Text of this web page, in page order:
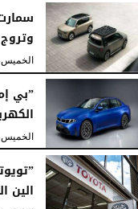
الخميس، 6 أغسطس
”بي
الخميس، 6 أغسطس
الين